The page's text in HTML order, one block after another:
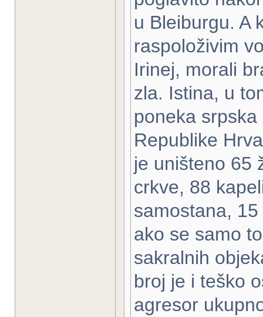
u Bleiburgu. A
raspoloživim
Irinej, morali
zla. Istina, u
poneka
Republike
je uništeno 65
crkve, 88
samostana,
ako se samo
sakralnih
broj je i teško
agresor